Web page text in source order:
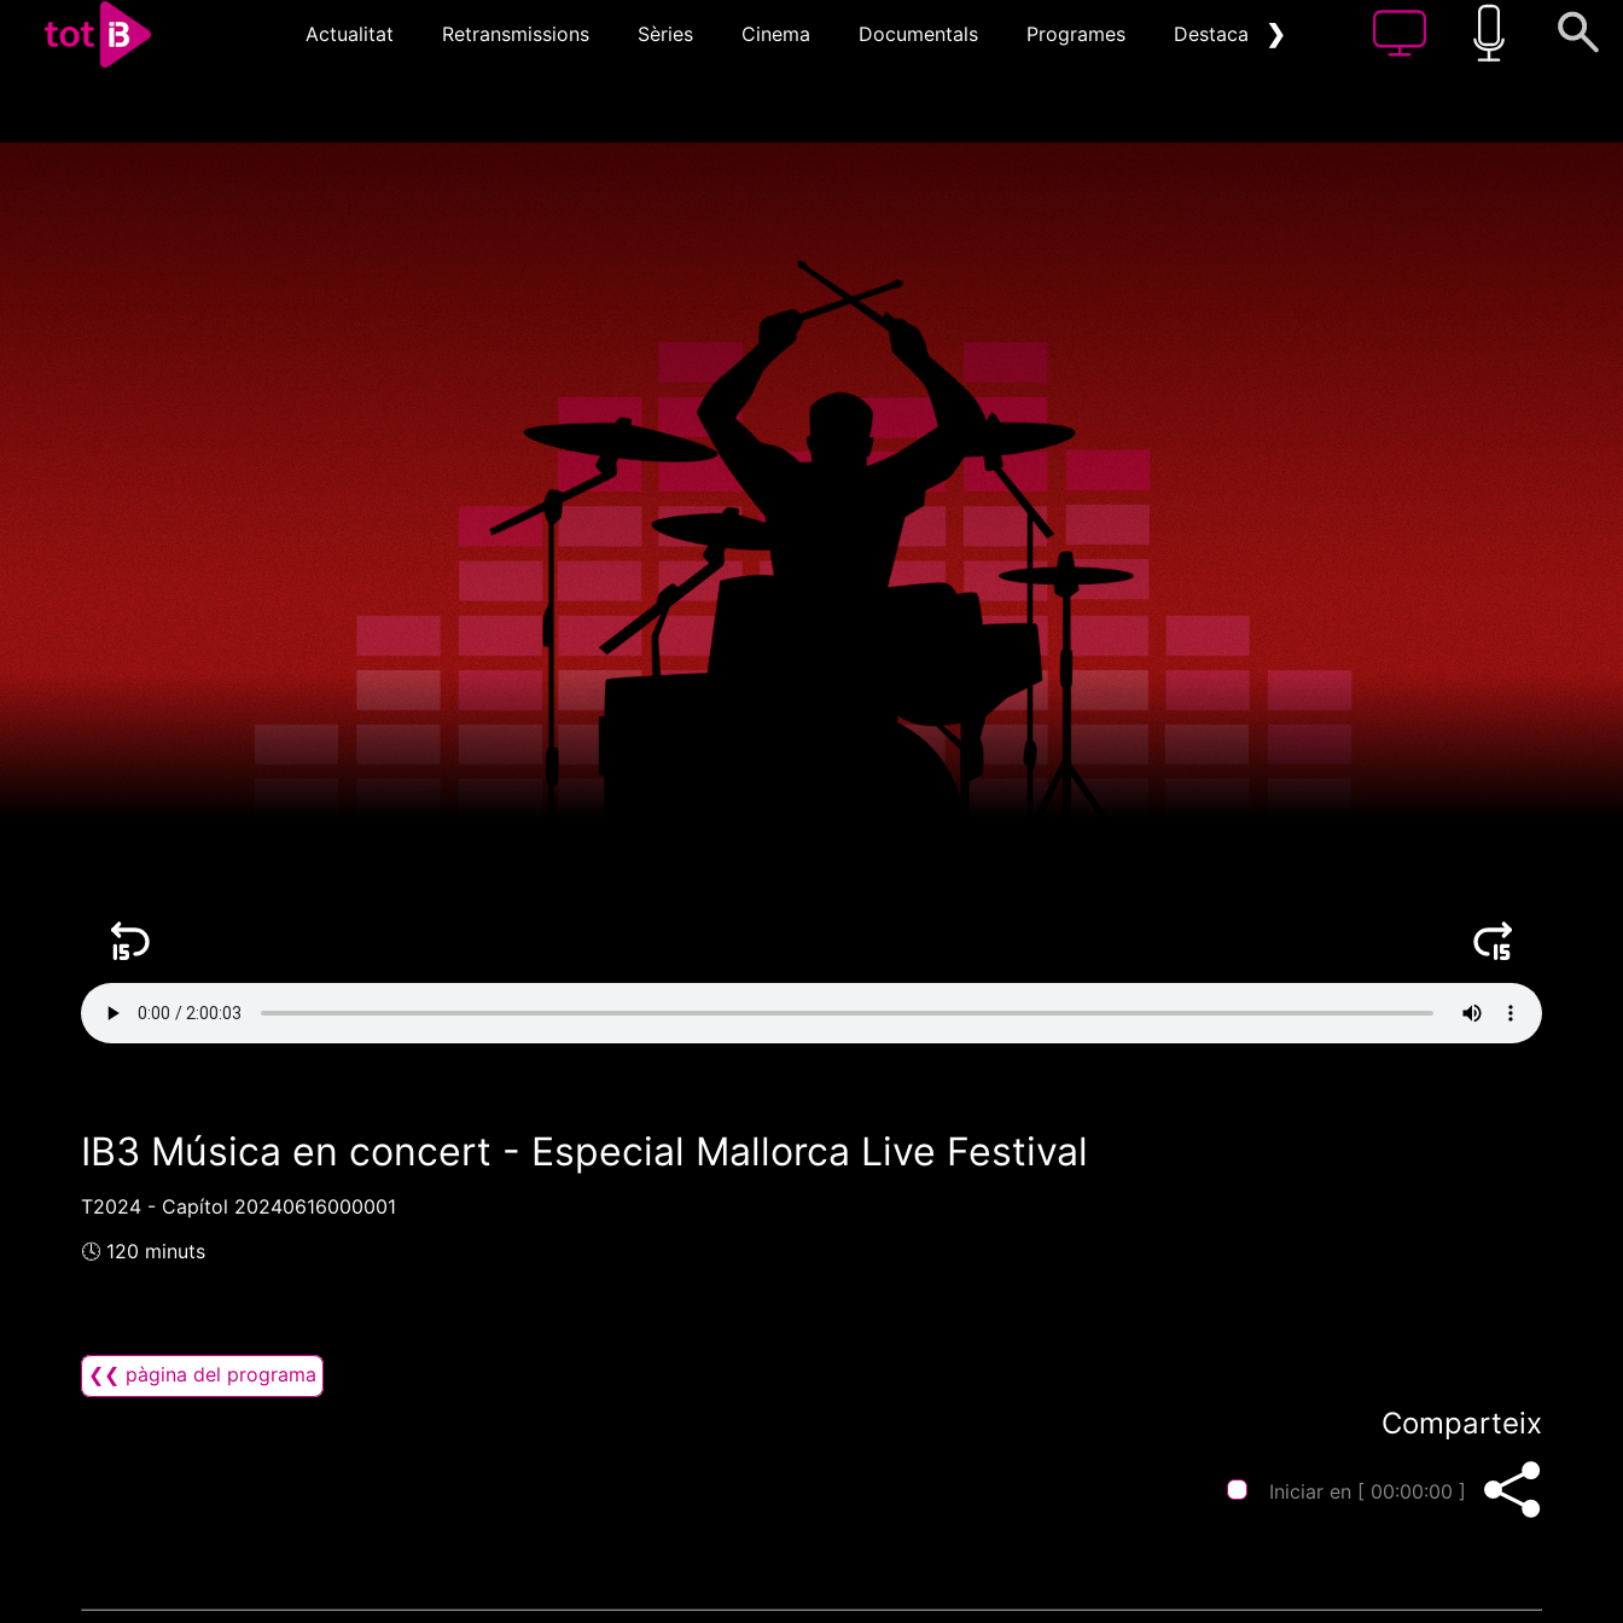
Actualitat Retransmissions Sèries Cinema Documentals Programes Destacat ❯
IB3 Música en concert - Especial Mallorca Live Festival
T2024 - Capítol 20240616000001
🕓 120 minuts
❮❮ pàgina del programa
Comparteix
Iniciar en [ 00:00:00 ]